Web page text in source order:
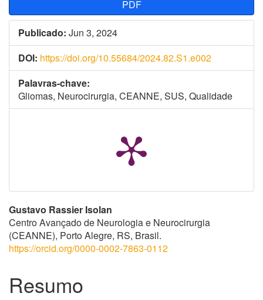
PDF
Publicado: Jun 3, 2024
DOI: https://doi.org/10.55684/2024.82.S1.e002
Palavras-chave:
Gliomas, Neurocirurgia, CEANNE, SUS, Qualidade
Conteúdo
do
artigo
principal
Gustavo Rassier Isolan
Centro Avançado de Neurologia e Neurocirurgia
(CEANNE), Porto Alegre, RS, Brasil.
https://orcid.org/0000-0002-7863-0112
Resumo